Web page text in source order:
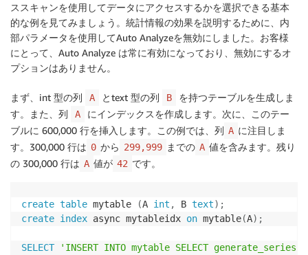
ススキャンを使用してデータにアクセスするかを選択できる基本
的な例を見てみましょう。統計情報の効果を説明するために、内
部パラメータを使用してAuto Analyzeを無効にしました。お客様
にとって、Auto Analyze は常に有効になっており、無効にするオ
プションはありません。
まず、int 型の列 A とtext 型の列 B
を持つテーブルを生成しま
す。また、列
A
にインデックスを作成します。次に、このテー
ブルに 600,000 行を挿入します。この例では、列 A に注目しま
す。300,000 行は 0 から 299,999 までの A 値を含みます。残り
の 300,000 行は A 値が 42 です。
create table mytable (A int , B text) ;
create index async mytableidx on mytable(A) ;
SELECT
'INSERT INTO mytable SELECT